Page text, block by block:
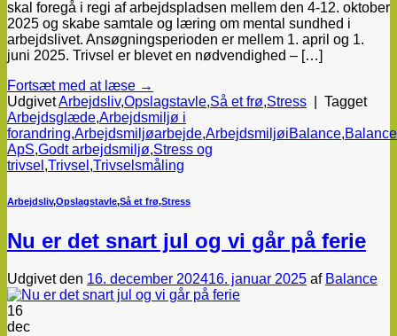
skal foregå i regi af arbejdspladsen mellem den 4-12. oktober
2025 og skabe samtale og læring om mental sundhed i
arbejdslivet. Ansøgningsperioden er mellem 1. april og 1.
juni 2025. Trivsel er blevet en nødvendighed – […]
Fortsæt med at læse →
UdgivetArbejdsliv,Opslagstavle,Så et frø,Stress
Tagget
Arbejdsglæde,Arbejdsmiljø i
forandring,Arbejdsmiljøarbejde,ArbejdsmiljøiBalance,Balance
ApS,Godt arbejdsmiljø,Stress og
trivsel ,Trivsel ,Trivselsmåling
Arbejdsliv,Opslagstavle,Så et frø,Stress
Nu er det snart jul og vi går på ferie
Udgivet den 16. december 202416. januar 2025 af Balance
16
dec